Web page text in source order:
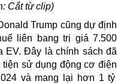
Cắt từ clip)
Trump cũng dự định
liên bang trị giá 7.500
EV. Đây là chính sách đã
tiện sử dụng động cơ điện
và mang lại hơn 1 tỷ